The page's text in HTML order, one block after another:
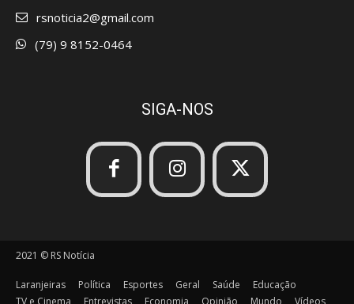
rsnoticia2@gmail.com
(79) 9 8152-0464
SIGA-NOS
2021 © RS Notícia
Laranjeiras Política Esportes Geral Saúde
Educação
TV e Cinema
Entrevistas Economia Opinião Mundo Vídeos